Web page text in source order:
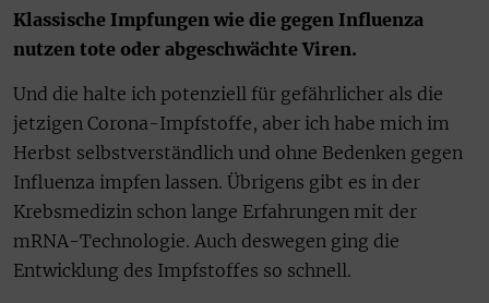
Klassische Impfungen wie die gegen Influenza
nutzen tote oder abgeschwächte Viren.
Und die halte ich potenziell für gefährlicher als die
jetzigen Corona-Impfstoffe, aber ich habe mich im
Herbst selbstverständlich und ohne Bedenken gegen
Influenza impfen lassen. Übrigens gibt es in der
Krebsmedizin schon lange Erfahrungen mit der
mRNA-Technologie. Auch deswegen ging die
Entwicklung des Impfstoffes so schnell.